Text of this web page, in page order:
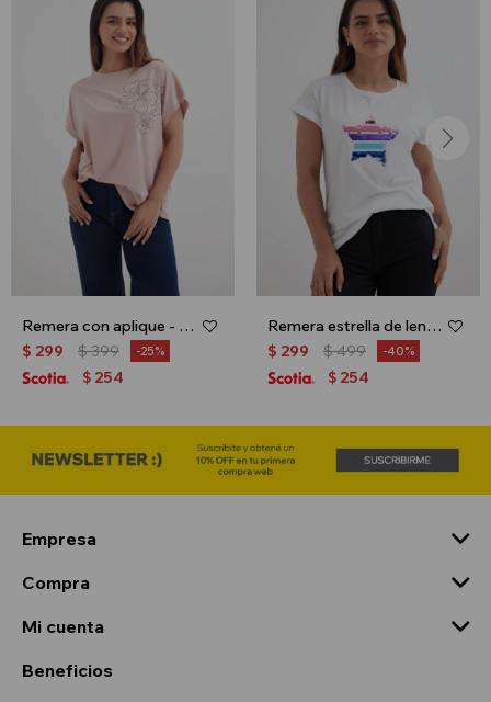
Remera con aplique - Rosa palido
$ 299 $399 25
$ 254
Remera estrella de lentejuela - Blanco
$ 299 $499 40
$ 254
Empresa
Compra
Mi cuenta
Beneficios